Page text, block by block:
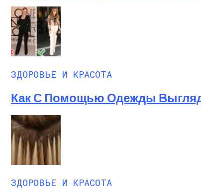
ЗДОРОВЬЕ И КРАСОТА
Как С Помощью Одежды
ЗДОРОВЬЕ И КРАСОТА